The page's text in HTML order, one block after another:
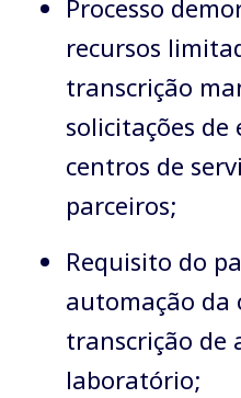
Processo
recursos
transcrição
solicitações de
centros de
parceiros;
Requisito do
automação da
transcrição de
laboratório;